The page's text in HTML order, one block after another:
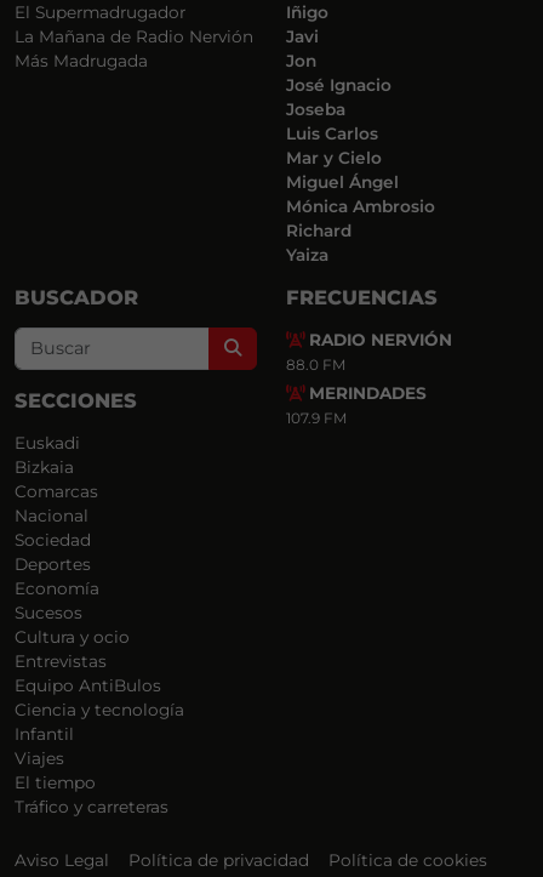
El Supermadrugador
La Mañana de Radio Nervión
Más Madrugada
Iñigo
Javi
Jon
José Ignacio
Joseba
Luis Carlos
Mar y Cielo
Miguel Ángel
Mónica Ambrosio
Richard
Yaiza
BUSCADOR
Search
SECCIONES
Euskadi
Bizkaia
Comarcas
Nacional
Sociedad
Deportes
Economía
Sucesos
Cultura y ocio
Entrevistas
Equipo AntiBulos
Ciencia y tecnología
Infantil
Viajes
El tiempo
Tráfico y carreteras
FRECUENCIAS
RADIO NERVIÓN
88.0 FM
MERINDADES
107.9 FM
Aviso Legal Política de privacidad Política de cookies